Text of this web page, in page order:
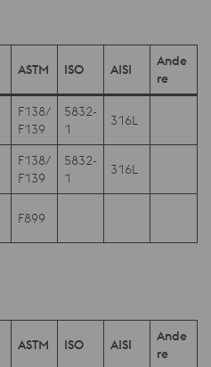
ASTM ISO AISI
Ande
re
F138/
F139
5832-
1
316L
F138/
F139
5832-
1
316L
F899
ASTM ISO AISI
Ande
re